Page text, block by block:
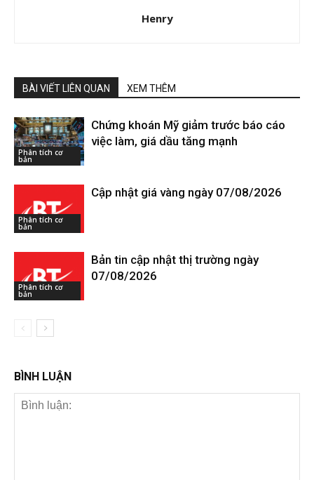
Henry
BÀI VIẾT LIÊN QUAN XEM THÊM
Phân tích cơ
bản
Chứng khoán Mỹ giảm trước báo cáo
việc làm, giá dầu tăng mạnh
Phân tích cơ
bản
Cập nhật giá vàng ngày 07/08/2026
Phân tích cơ
bản
Bản tin cập nhật thị trường ngày
07/08/2026
BÌNH LUẬN